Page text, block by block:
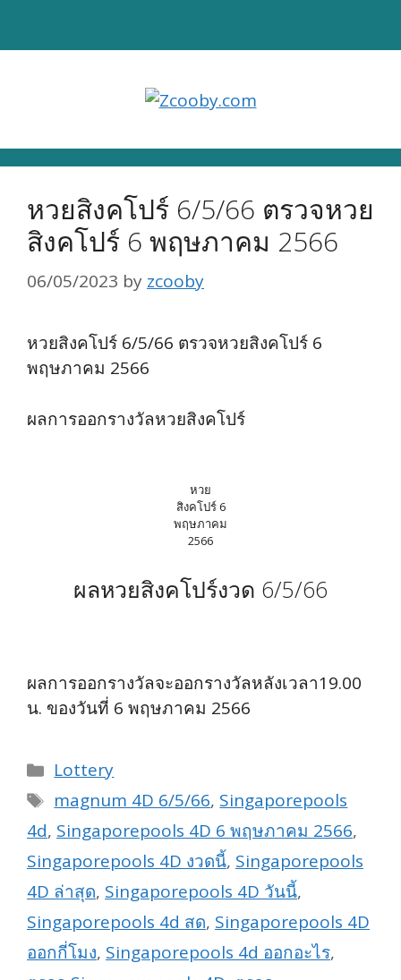
หวยสิงคโปร์ 6/5/66 ตรวจหวย
สิงคโปร์ 6 พฤษภาคม 2566
06/05/2023 by zcooby
หวยสิงคโปร์ 6/5/66 ตรวจหวยสิงคโปร์ 6
พฤษภาคม 2566
ผลการออกรางวัลหวยสิงคโปร์
หวย
สิงคโปร์ 6
พฤษภาคม
2566
ผลหวยสิงคโปร์งวด 6/5/66
ผลการออกรางวัลจะออกรางวัลหลังเวลา19.00
น. ของวันที่ 6 พฤษภาคม 2566
Categories
Lottery
Tags
magnum 4D 6/5/66, Singaporepools
4d, Singaporepools 4D 6 พฤษภาคม 2566,
Singaporepools 4D งวดนี้, Singaporepools
4D ล่าสุด, Singaporepools 4D วันนี้,
Singaporepools 4d สด, Singaporepools 4D
ออกกี่โมง, Singaporepools 4d ออกอะไร,